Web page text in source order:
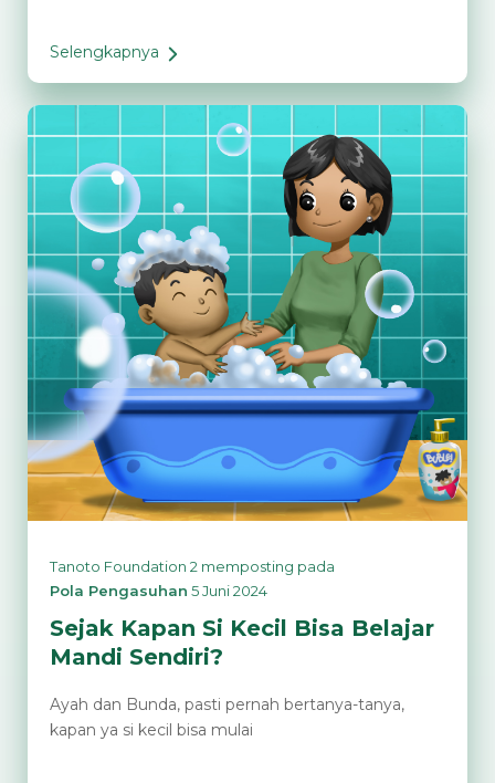
Selengkapnya
Mau
Liburan
dan
Hemat
Bersama
Anak?
Kok!
Tanoto Foundation 2 memposting pada
Pola Pengasuhan 5 Juni 2024
Sejak Kapan Si Kecil Bisa Belajar
Mandi Sendiri?
Ayah dan Bunda, pasti pernah bertanya-tanya,
kapan ya si kecil bisa mulai